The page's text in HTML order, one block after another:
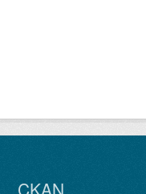
CKAN